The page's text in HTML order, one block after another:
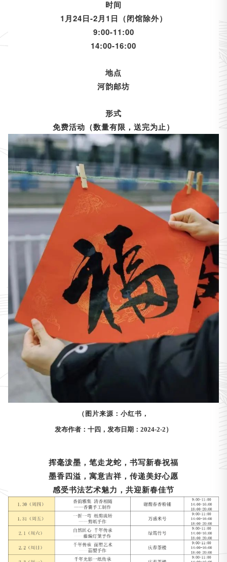
时间
1月24日-2月1日（闭馆除外）
9:00-11:00
14:00-16:00
地点
河韵邮坊
形式
免费活动（数量有限，送完为止）
（图片来源：小红书，
发布作者：十四，发布日期：2024-2-2）
挥毫泼墨，笔走龙蛇，书写新春祝福
墨香四溢，寓意吉祥，传递美好心愿
感受书法艺术魅力，共迎新春佳节